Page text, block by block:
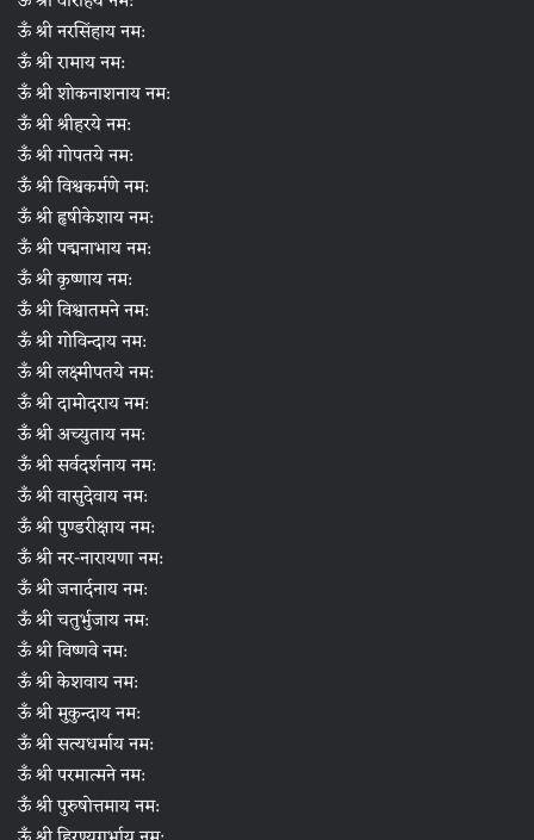
ऊँ श्री नरसिंहाय नम:
ऊँ श्री रामाय नम:
ऊँ श्री शोकनाशनाय नम:
ऊँ श्री श्रीहरये नम:
ऊँ श्री गोपतये नम:
ऊँ श्री विश्वकर्मणे नम:
ऊँ श्री हृषीकेशाय नम:
ऊँ श्री पद्मनाभाय नम:
ऊँ श्री कृष्णाय नम:
ऊँ श्री विश्वातमने नम:
ऊँ श्री गोविन्दाय नम:
ऊँ श्री लक्ष्मीपतये नम:
ऊँ श्री दामोदराय नम:
ऊँ श्री अच्युताय नम:
ऊँ श्री सर्वदर्शनाय नम:
ऊँ श्री वासुदेवाय नम:
ऊँ श्री पुण्डरीक्षाय नम:
ऊँ श्री नर-नारायणा नम:
ऊँ श्री जनार्दनाय नम:
ऊँ श्री चतुर्भुजाय नम:
ऊँ श्री विष्णवे नम:
ऊँ श्री केशवाय नम:
ऊँ श्री मुकुन्दाय नम:
ऊँ श्री सत्यधर्माय नम:
ऊँ श्री परमात्मने नम:
ऊँ श्री पुरुषोत्तमाय नम: